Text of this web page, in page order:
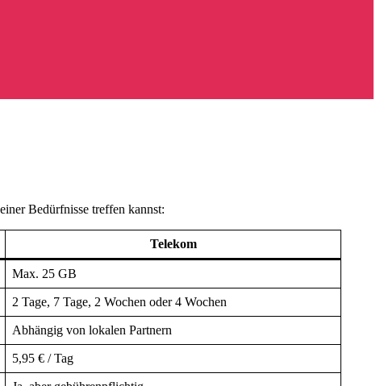
Bedürfnisse treffen kannst:
Telekom
Max. 25 GB
2 Tage, 7 Tage, 2 Wochen oder 4 Wochen
Abhängig von lokalen Partnern
5,95 € / Tag